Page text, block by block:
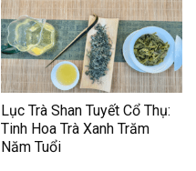
Lục Trà Shan Tuyết Cổ Thụ:
Tinh Hoa Trà Xanh Trăm
Năm Tuổi